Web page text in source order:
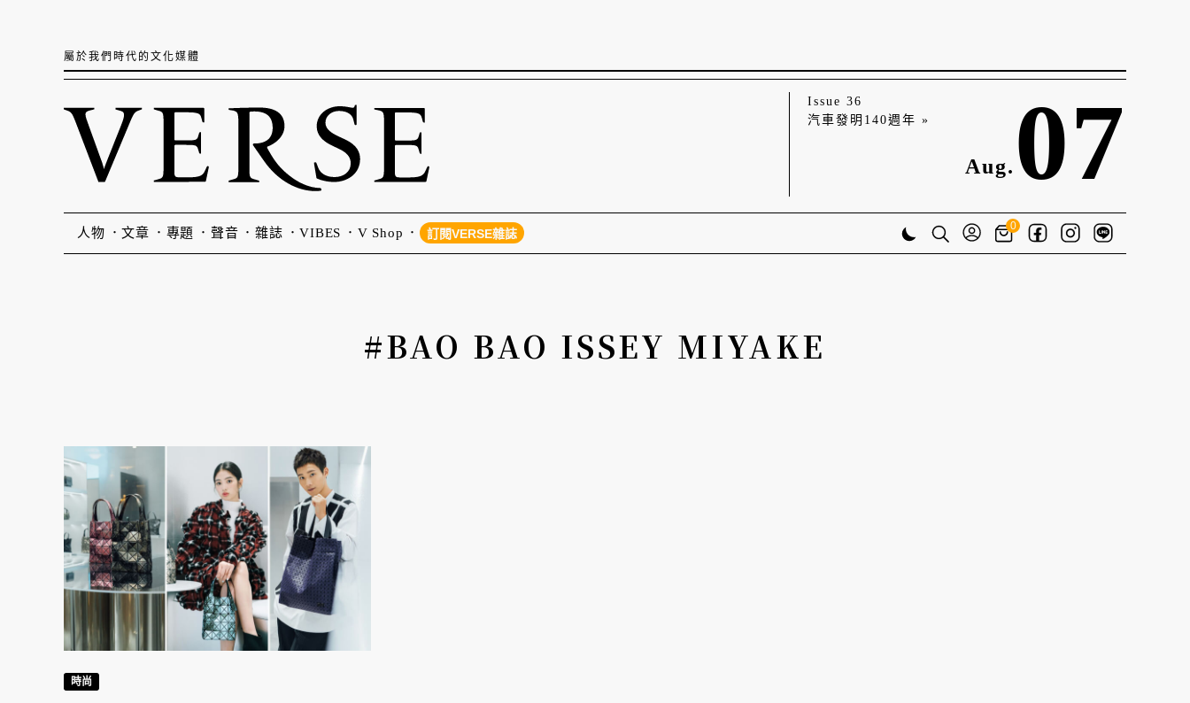
屬於我們時代的文化媒體
Issue 36
汽車發明140週年 »
Aug. 07
人物 文章 專題 聲音 雜誌 VIBES V Shop 訂閱VERSE雜誌
0
#BAO BAO ISSEY MIYAKE
時尚